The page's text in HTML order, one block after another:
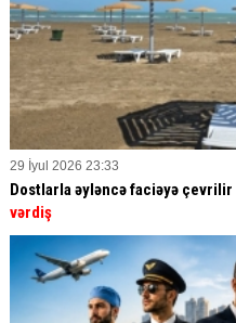
29 İyul 2026 23:33
Dostlarla əyləncə faciəyə çevrilir
vərdiş